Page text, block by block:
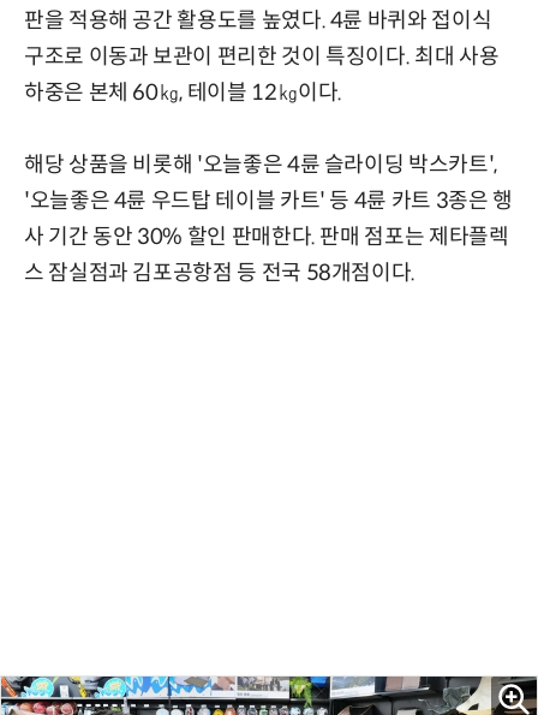
판을 적용해 공간 활용도를 높였다. 4륜 바퀴와 접이식
구조로 이동과 보관이 편리한 것이 특징이다. 최대 사용
하중은 본체 60㎏, 테이블 12㎏이다.
해당 상품을 비롯해 '오늘좋은 4륜 슬라이딩 박스카트',
'오늘좋은 4륜 우드탑 테이블 카트' 등 4륜 카트 3종은 행
사 기간 동안 30% 할인 판매한다. 판매 점포는 제타플렉
스 잠실점과 김포공항점 등 전국 58개점이다.